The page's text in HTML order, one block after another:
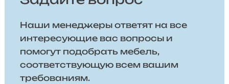
Наши менеджеры ответят на все
интересующие вас вопросы и
помогут подобрать мебель,
соответствующую всем вашим
требованиям.